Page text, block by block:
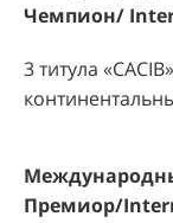
Чемпион/
3 титула «CAC
Премиор/